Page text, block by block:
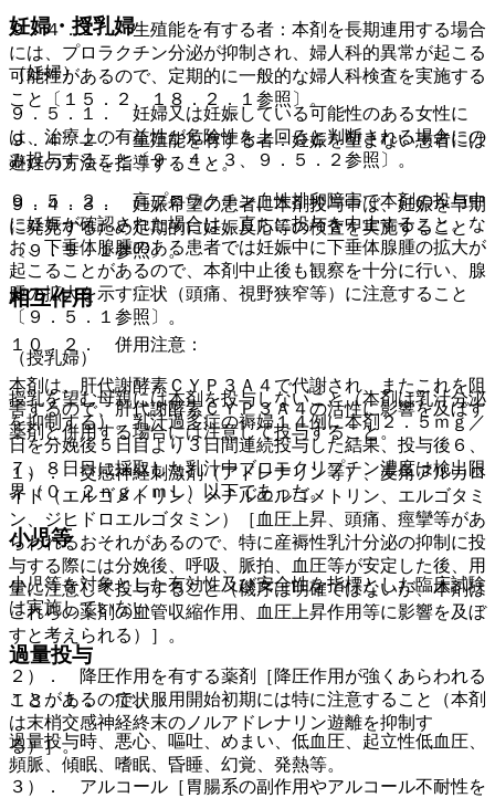
妊婦・授乳婦
（妊婦）
９．５．１． 妊婦又は妊娠している可能性のある女性に
は、治療上の有益性が危険性を上回ると判断される場合にの
み投与すること〔９．４．３、９．５．２参照〕。
９．５．２． 高プロラクチン血性排卵障害で本剤の投与中
に妊娠が確認された場合は、直ちに投与を中止すること。な
お、下垂体腺腫のある患者では妊娠中に下垂体腺腫の拡大が
起こることがあるので、本剤中止後も観察を十分に行い、腺
腫の拡大を示す症状（頭痛、視野狭窄等）に注意すること
〔９．５．１参照〕。
（授乳婦）
授乳を望む母親には本剤を投与しないこと（本剤は乳汁分泌
を抑制する）。乳汁過多症の褥婦１４例に本剤２．５ｍｇ／
日を分娩後５日目より３日間連続投与した結果、投与後６、
７、８日目に採取した乳汁中ブロモクリプチン濃度は検出限
界（０．２ｎｇ／ｍＬ）以下であった。
小児等
小児等を対象とした有効性及び安全性を指標とした臨床試験
は実施していない。
過量投与
１３．１． 症状
過量投与時、悪心、嘔吐、めまい、低血圧、起立性低血圧、
頻脈、傾眠、嗜眠、昏睡、幻覚、発熱等。
９．４．１． 生殖能を有する者：本剤を長期連用する場合
には、プロラクチン分泌が抑制され、婦人科的異常が起こる
可能性があるので、定期的に一般的な婦人科検査を実施する
こと〔１５．２、１８．２．１参照〕。
９．４．２． 生殖能を有する者：妊娠を望まない患者には
避妊の方法を指導すること。
９．４．３． 妊娠希望の患者に本剤投与中は、妊娠を早期
に発見するため定期的に妊娠反応等の検査を実施すること
〔９．５．１参照〕。
相互作用
１０．２． 併用注意：
本剤は、肝代謝酵素ＣＹＰ３Ａ４で代謝され、またこれを阻
害するので、肝代謝酵素ＣＹＰ３Ａ４の活性に影響を及ぼす
薬剤と併用する場合には注意して投与すること。
１）． 交感神経刺激剤（アドレナリン等）、麦角アルカロ
イド（エルゴメトリン、メチルエルゴメトリン、エルゴタミ
ン、ジヒドロエルゴタミン）［血圧上昇、頭痛、痙攣等があ
らわれるおそれがあるので、特に産褥性乳汁分泌の抑制に投
与する際には分娩後、呼吸、脈拍、血圧等が安定した後、用
量に注意して投与すること（機序は明確ではないが、本剤は
これらの薬剤の血管収縮作用、血圧上昇作用等に影響を及ぼ
すと考えられる）］。
２）． 降圧作用を有する薬剤［降圧作用が強くあらわれる
ことがあるので、服用開始初期には特に注意すること（本剤
は末梢交感神経終末のノルアドレナリン遊離を抑制す
る）］。
３）． アルコール［胃腸系の副作用やアルコール不耐性を